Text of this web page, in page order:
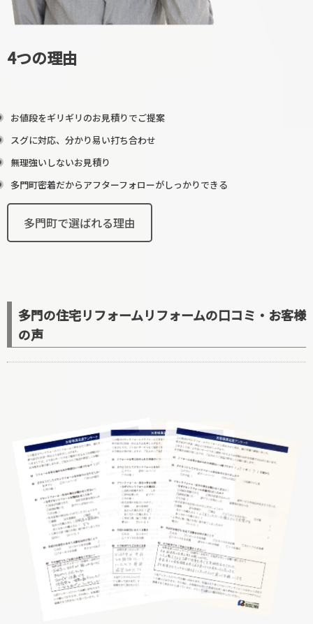
4つの理由
お値段をギリギリのお見積りでご提案
スグに対応、分かり易い打ち合わせ
無理強いしないお見積り
多門町密着だからアフターフォローがしっかりできる
多門町で選ばれる理由
多門の住宅リフォームリフォームの口コミ・お客様
の声